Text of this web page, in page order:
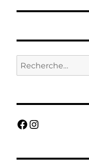
Recherche
pour :
Facebook
Instagram